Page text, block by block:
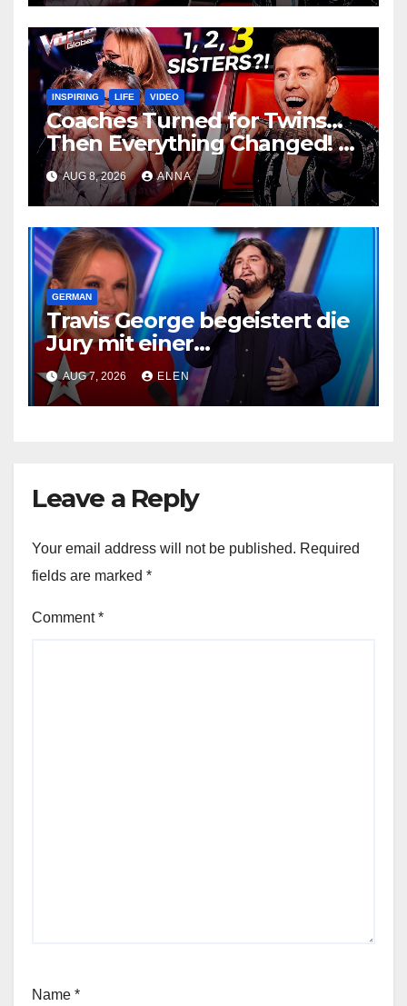
INSPIRING LIFE VIDEO
Coaches Turned for Twins…
Then Everything Changed!
AUG 8, 2026 ANNA
GERMAN
Travis George begeistert die
Jury mit einer
unvergesslichen
Performance
AUG 7, 2026 ELEN
Leave a Reply
Your email address will not be published. Required
fields are marked *
Comment*
Name *